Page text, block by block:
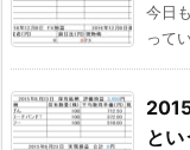
今日
って
とい